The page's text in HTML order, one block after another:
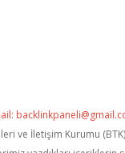
ve İletişim Kurumu